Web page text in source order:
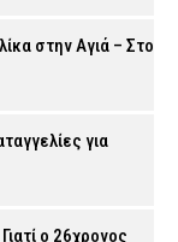
στην Αγιά – Στο
για
ο 26χρονος